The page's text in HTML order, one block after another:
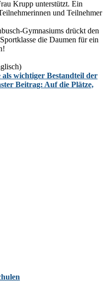
Krupp unterstützt. Ein
und Teilnehmer
Gymnasiums drückt den
die Daumen für ein
wichtiger Bestandteil der
Beitrag: Auf die Plätze,